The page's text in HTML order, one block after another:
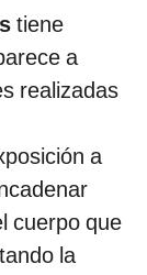
tiene
a
realizadas
a
cuerpo que
la